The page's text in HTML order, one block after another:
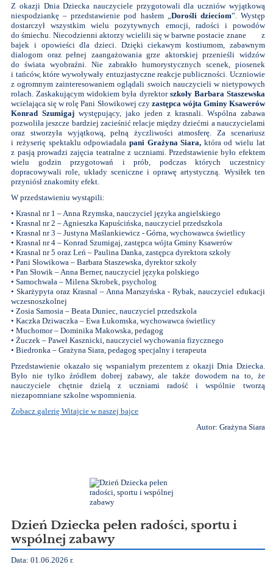
Z okazji Dnia Dziecka nauczyciele przygotowali dla uczniów wyjątkową
niespodziankę – przedstawienie pod hasłem „ Dorośli dzieciom”. Występ
dostarczył wszystkim wielu pozytywnych emocji, radości i powodów
do śmiechu. Niecodzienni aktorzy wcielili się w barwne postacie znane z
bajek i opowieści dla dzieci. Dzięki ciekawym kostiumom, zabawnym
dialogom oraz pełnej zaangażowania grze aktorskiej przenieśli widzów
do świata wyobraźni. Nie zabrakło humorystycznych scenek, piosenek
i tańców, które wywoływały entuzjastyczne reakcje publiczności. Uczniowie
z ogromnym zainteresowaniem oglądali swoich nauczycieli w nietypowych
rolach. Zaskakującym widokiem była dyrektor szkoły Barbara Staszewska
wcielająca się w rolę Pani Słowikowej czy zastępca wójta Gminy Ksawerów
Konrad Szumigaj występujący, jako jeden z krasnali
Wspólna zabawa
pozwoliła jeszcze bardziej zacieśnić relacje między dziećmi a nauczycielami
oraz stworzyła wyjątkową, pełną życzliwości atmosferę. Za scenariusz
i reżyserię spektaklu odpowiadała pani Grażyna Siara, która od wielu lat
z pasją prowadzi zajęcia teatralne z uczniami. Przedstawienie było efektem
wielu godzin przygotowań i prób, podczas których uczestnicy
dopracowywali role, układy sceniczne i oprawę artystyczną. Wysiłek ten
przyniósł znakomity efekt.
W przedstawieniu wystąpili:
• Krasnal nr 1 – Anna Rzymska, nauczyciel języka angielskiego
• Krasnal nr 2 – Agnieszka Kapuścińska, nauczyciel przedszkola
• Krasnal nr 3 – Justyna Maślankiewicz - Górna, wychowawca świetlicy
• Krasnal nr 4 – Konrad Szumigaj, zastępca wójta Gminy Ksawerów
• Krasnal nr 5 oraz Leń – Paulina Danka, zastępca dyrektora szkoły
• Pani Słowikowa – Barbara Staszewska, dyrektor szkoły
• Pan Słowik – Anna Berner, nauczyciel języka polskiego
• Samochwała – Milena Skrobek, psycholog
• Skarżypyta oraz Krasnal – Anna Marszyńska - Rybak, nauczyciel edukacji
wczesnoszkolnej
• Zosia Samosia – Beata Duniec, nauczyciel przedszkola
• Kaczka Dziwaczka – Ewa Łukomska, wychowawca świetlicy
• Muchomor – Dominika Makowska, pedagog
• Żuczek – Paweł Kasznicki, nauczyciel wychowania fizycznego
• Biedronka – Grażyna Siara, pedagog specjalny i terapeuta
Przedstawienie okazało się wspaniałym prezentem z okazji Dnia Dziecka.
Było nie tylko źródłem dobrej zabawy, ale także dowodem na to, że
nauczyciele chętnie dzielą z uczniami radość i wspólnie tworzą
niezapomniane szkolne wspomnienia.
Zobacz galerię Witajcie w naszej bajce
Autor: Grażyna Siara
Dzień Dziecka pełen radości, sportu i
wspólnej zabawy
Data: 01.06.2026 r.